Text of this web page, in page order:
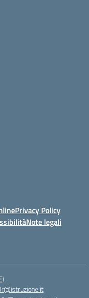
Privacy Policy
Note legali